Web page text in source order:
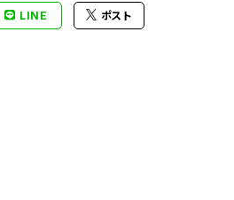
LINE ポスト